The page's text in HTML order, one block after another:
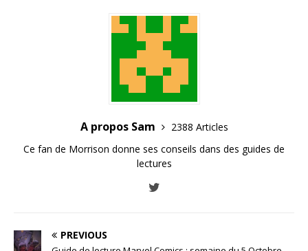
A propos Sam
2388 Articles
Ce fan de Morrison donne ses conseils dans des guides de
lectures
PREVIOUS